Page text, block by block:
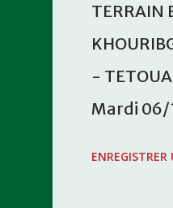
TERRAIN
-
Mardi 06/